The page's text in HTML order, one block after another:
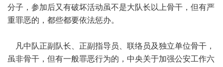
分子，参加后又有破坏活动虽不是大队长以上骨干，但有严
重罪恶的，都些都要依法惩办。
凡中队正副队长、正副指导员、联络员及独立单位骨干，
虽非骨干，但有一般罪恶行为的，中央关于加强公安工作六